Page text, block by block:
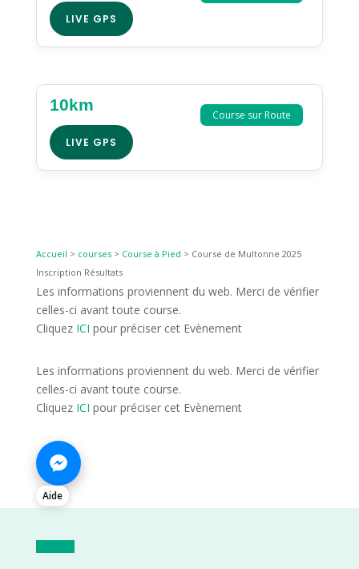
LIVE GPS
Course sur Route
10km
LIVE GPS
Accueil > courses> Course à Pied > Course de Multonne 2025
Inscription Résultats
Les informations proviennent du web. Merci de vérifier
celles-ci avant toute course.
Cliquez ICI pour préciser cet Evènement
Les informations proviennent du web. Merci de vérifier
celles-ci avant toute course.
Cliquez ICI pour préciser cet Evènement
Aide